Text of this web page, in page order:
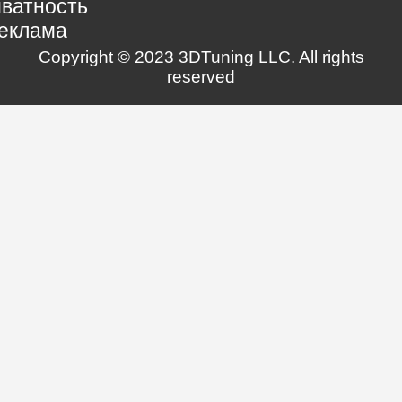
Copyright © 2023 3DTuning LLC. All rights
reserved